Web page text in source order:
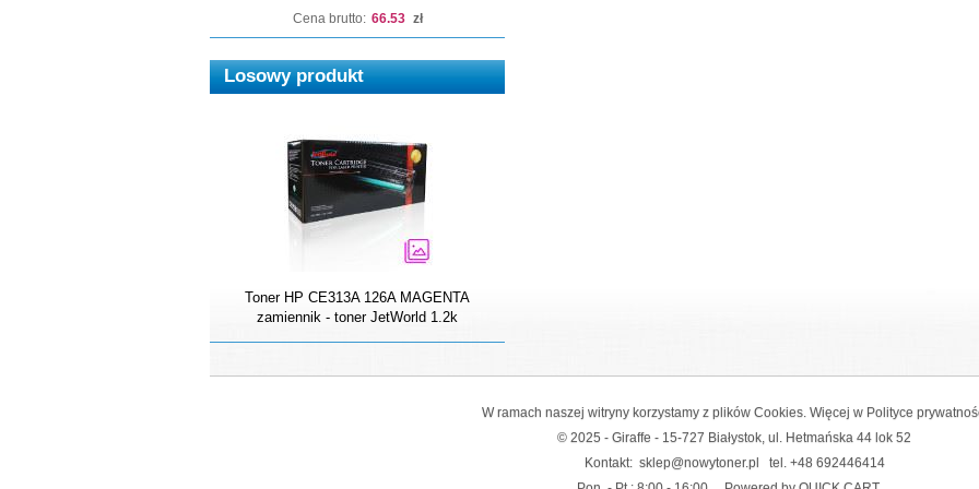
Cena brutto: 66.53 zł
Losowy produkt
Toner HP CE313A 126A MAGENTA
zamiennik - toner JetWorld 1.2k
W ramach naszej witryny korzystamy z plików Cookies. Więcej w Polityce
© 2025 - Giraffe - 15-727 Białystok, ul. Hetmańska 44 lok 52
Kontakt: sklep@nowytoner.pl tel. +48 692446414